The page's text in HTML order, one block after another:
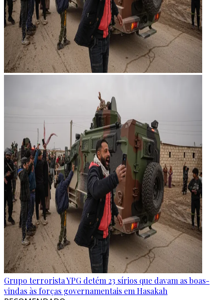
Grupo terrorista YPG detém 23 sírios que davam as boas-
vindas às forças governamentais em Hasakah